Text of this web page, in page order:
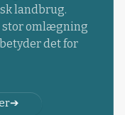
landbrug.
stor omlægning
det for